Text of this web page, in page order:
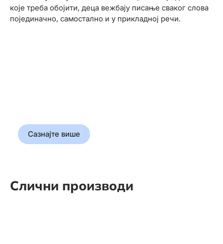
које треба обојити, деца вежбају писање сваког слова
појединачно, самостално и у прикладној речи.
Сазнајте више
Слични производи